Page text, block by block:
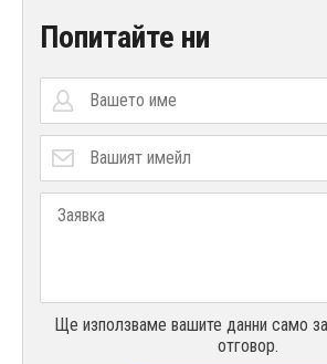
Попитайте ни
Ще използваме вашите данни само
отговор.